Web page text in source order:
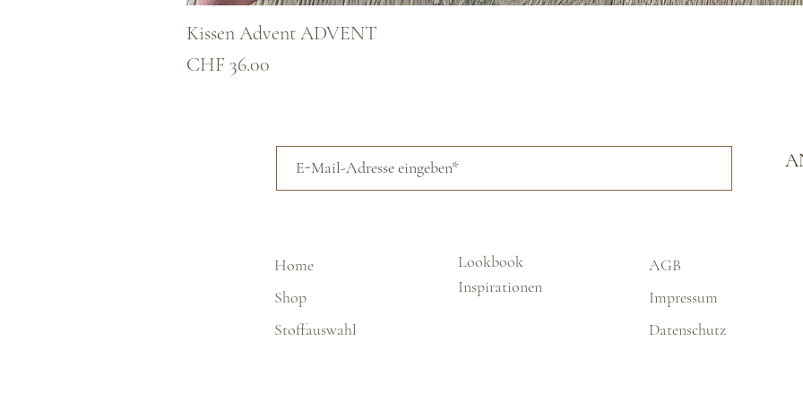
Kissen Advent ADVENT
Preis
CHF 36.00
Home
Shop
Stoffauswahl
Lookbook
Inspirationen
AGB
Impressum
Datenschutz